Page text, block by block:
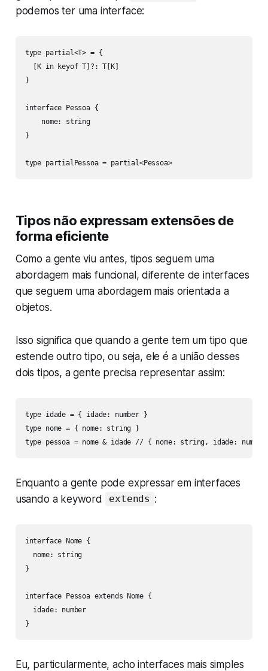
podemos ter uma interface:
type partial<T> = {
  [K in keyof T]?: T[K]
}
interface Pessoa {
    nome: string
}
type partialPessoa = partial<Pessoa>
Tipos não expressam extensões de
forma eficiente
Como a gente viu antes, tipos seguem uma
abordagem mais funcional, diferente de interfaces
que seguem uma abordagem mais orientada a
objetos.
Isso significa que quando a gente tem um tipo que
estende outro tipo, ou seja, ele é a união desses
dois tipos, a gente precisa representar assim:
type idade = { idade: number }
type nome = { nome: string }
type pessoa = nome & idade // { nome: string, idade:
Enquanto a gente pode expressar em interfaces
usando a keyword
extends :
interface Nome {
  nome: string
}
interface Pessoa extends Nome {
  idade: number
}
Eu, particularmente, acho interfaces mais simples